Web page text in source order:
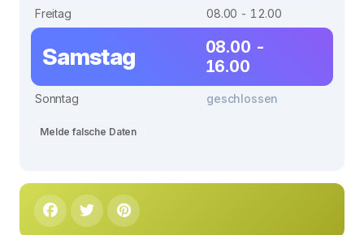
Freitag
08.00 - 12.00
Samstag
08.00 -
16.00
Sonntag geschlossen
Melde falsche Daten